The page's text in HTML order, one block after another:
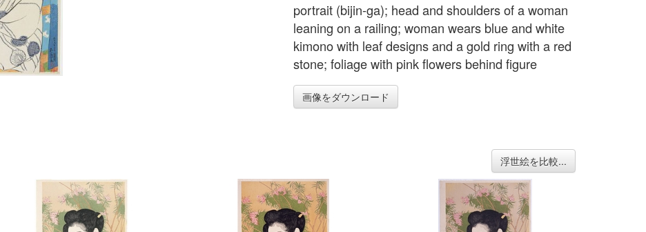
portrait (bijin-ga); head and shoulders of a woman
leaning on a railing; woman wears blue and white
kimono with leaf designs and a gold ring with a red
stone; foliage with pink flowers behind figure
画像をダウンロード
浮世絵を比較...